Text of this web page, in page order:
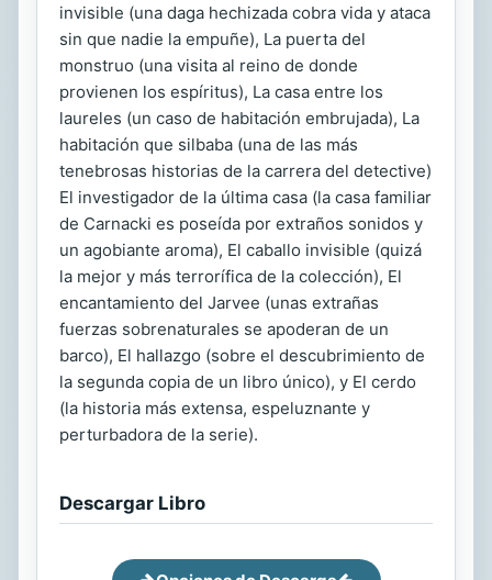
invisible (una daga hechizada cobra vida y ataca
sin que nadie la empuñe), La puerta del
monstruo (una visita al reino de donde
provienen los espíritus), La casa entre los
laureles (un caso de habitación embrujada), La
habitación que silbaba (una de las más
tenebrosas historias de la carrera del detective)
El investigador de la última casa (la casa familiar
de Carnacki es poseída por extraños sonidos y
un agobiante aroma), El caballo invisible (quizá
la mejor y más terrorífica de la colección), El
encantamiento del Jarvee (unas extrañas
fuerzas sobrenaturales se apoderan de un
barco), El hallazgo (sobre el descubrimiento de
la segunda copia de un libro único), y El cerdo
(la historia más extensa, espeluznante y
perturbadora de la serie).
Descargar Libro